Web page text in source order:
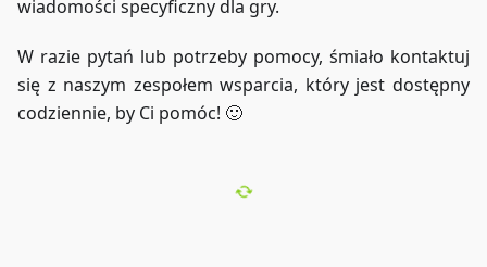
wiadomości specyficzny dla gry.
W razie pytań lub potrzeby pomocy, śmiało kontaktuj
się z naszym zespołem wsparcia, który jest dostępny
codziennie, by Ci pomóc! 🙂